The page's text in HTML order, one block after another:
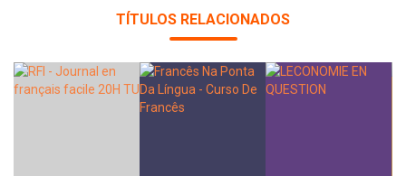
TÍTULOS RELACIONADOS